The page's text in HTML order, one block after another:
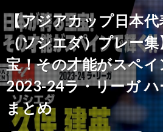
【アジアカップ日本代
（ソシエダ）プレー
宝！その才能がスペイ
2023-24ラ・リーガ
まとめ